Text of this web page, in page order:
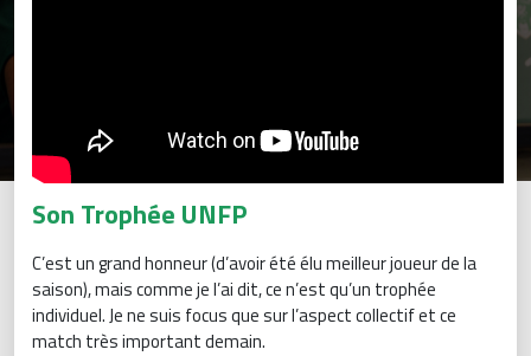
Son Trophée UNFP
C’est un grand honneur (d’avoir été élu meilleur joueur de la
saison), mais comme je l’ai dit, ce n’est qu’un trophée
individuel. Je ne suis focus que sur l’aspect collectif et ce
match très important demain.